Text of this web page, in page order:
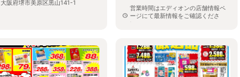
大阪府堺市美原区黒山141-1
営業時間はエディオンの店舗情報ペ
ージにて最新情報をご確認くださ
い。